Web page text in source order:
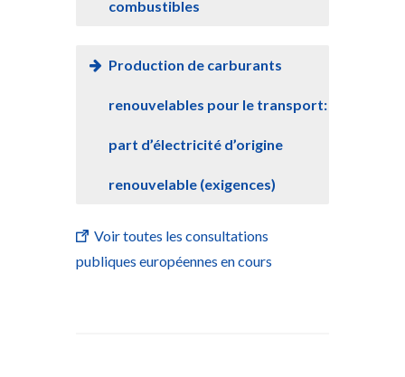
combustibles
Production de carburants
renouvelables pour le transport:
part d’électricité d’origine
renouvelable (exigences)
Voir toutes les consultations
publiques européennes en cours